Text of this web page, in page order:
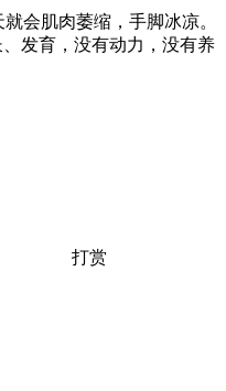
会肌肉萎缩，手脚冰凉。
发育，没有动力，没有养
打赏